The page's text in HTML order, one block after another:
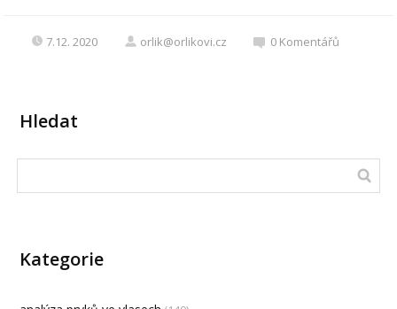
7.12. 2020 orlik@orlikovi.cz 0 Komentářů
Hledat
Kategorie